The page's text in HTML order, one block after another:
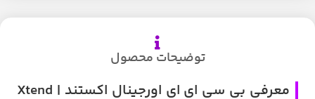
توضیحات محصول
معرفی بی سی ای ای اورجینال اکستند | Xtend